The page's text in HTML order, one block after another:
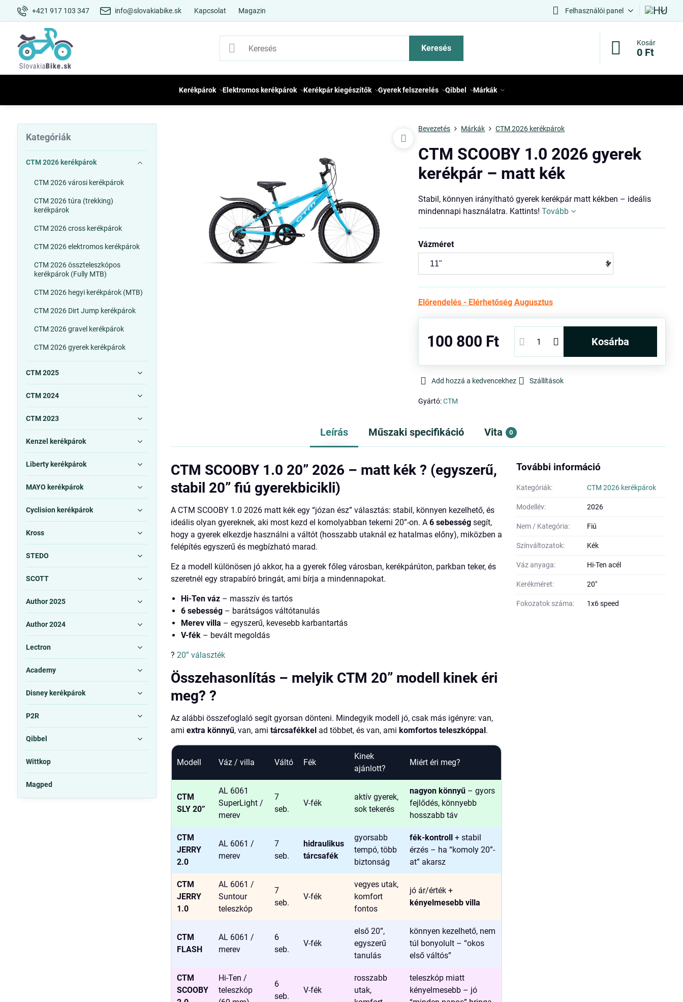
+421 917 103 347 info@slovakiabike.sk Kapcsolat Magazin Felhasználói panel
Keresés
Kosár
0 Ft
Kerékpárok Elektromos kerékpárok Kerékpár kiegészítők Gyerek felszerelés Qibbel Márkák
Bevezetés Márkák CTM 2026 kerékpárok
CTM SCOOBY 1.0 2026 gyerek
kerékpár – matt kék
Stabil, könnyen irányítható gyerek kerékpár matt kékben – ideális
mindennapi használatra. Kattints!Tovább
Vázméret
Előrendelés - Elérhetőség Augusztus
100 800 Ft kosárba
Add hozzá a kedvencekhez Szállítások
Gyártó:CTM
Leírás Műszaki specifikáció Vita 0
CTM SCOOBY 1.0 20” 2026 – matt kék ? (egyszerű,
stabil 20” fiú gyerekbicikli)
A CTM SCOOBY 1.0 2026 matt kék egy “józan ész” választás: stabil, könnyen kezelhető, és
ideális olyan gyereknek, aki most kezd el komolyabban tekerni 20”-on. A6 sebesség segít,
hogy a gyerek elkezdje használni a váltót (hosszabb utaknál ez hatalmas előny), miközben a
felépítés egyszerű és megbízható marad.
Ez a modell különösen jó akkor, ha a gyerek főleg városban, kerékpárúton, parkban teker, és
szeretnél egy strapabíró bringát, ami bírja a mindennapokat.
Hi-Ten váz – masszív és tartós
6 sebesség – barátságos váltótanulás
Merev villa – egyszerű, kevesebb karbantartás
V-fék – bevált megoldás
?20” választék
Összehasonlítás – melyik CTM 20” modell kinek éri
meg? ?
Az alábbi összefoglaló segít gyorsan dönteni. Mindegyik modell jó, csak más igényre: van,
amiextra könnyű, van, amitárcsafékkel ad többet, és van, amikomfortos teleszkóppal.
Modell Váz / villa Váltó Fék
Kinek
ajánlott?
Miért éri meg?
CTM
SLY 20”
AL 6061
SuperLight /
merev
7
seb.
V-fék
aktív gyerek,
sok tekerés
nagyon könnyű – gyors
fejlődés, könnyebb
hosszabb táv
CTM
JERRY
2.0
AL 6061 /
merev
7
seb.
hidraulikus
tárcsafék
gyorsabb
tempó, több
biztonság
fék-kontroll + stabil
érzés – ha “komoly 20”-
at” akarsz
CTM
JERRY
1.0
AL 6061 /
Suntour
teleszkóp
7
seb.
V-fék
vegyes utak,
komfort
fontos
jó ár/érték +
kényelmesebb villa
CTM
FLASH
AL 6061 /
merev
6
seb.
V-fék
első 20”,
egyszerű
tanulás
könnyen kezelhető, nem
túl bonyolult – “okos
első váltós”
CTM
SCOOBY
Hi-Ten /
teleszkóp
6
seb.
V-fék
rosszabb
utak,
teleszkóp miatt
kényelmesebb – jó
További információ
Kategóriák: CTM 2026 kerékpárok
Modellév: 2026
Nem / Kategória: Fiú
Színváltozatok: Kék
Váz anyaga: Hi-Ten acél
Kerékméret: 20"
Fokozatok száma: 1x6 speed
Kategóriák
CTM 2026 kerékpárok
CTM 2026 városi kerékpárok
CTM 2026 túra (trekking)
kerékpárok
CTM 2026 cross kerékpárok
CTM 2026 elektromos kerékpárok
CTM 2026 összteleszkópos
kerékpárok (Fully MTB)
CTM 2026 hegyi kerékpárok (MTB)
CTM 2026 Dirt Jump kerékpárok
CTM 2026 gravel kerékpárok
CTM 2026 gyerek kerékpárok
CTM 2025
CTM 2024
CTM 2023
Kenzel kerékpárok
Liberty kerékpárok
MAYO kerékpárok
Cyclision kerékpárok
Kross
STEDO
SCOTT
Author 2025
Author 2024
Lectron
Academy
Disney kerékpárok
P2R
Qibbel
Wittkop
Magped